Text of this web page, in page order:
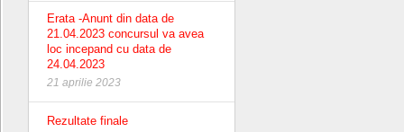
Erata -Anunt din data de
21.04.2023 concursul va avea
loc incepand cu data de
24.04.2023
21 aprilie 2023
Rezultate finale